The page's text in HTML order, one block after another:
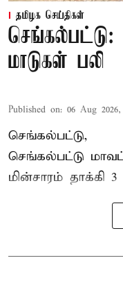
தமிழக செய்திகள்
செங்கல்பட்டு:
மாடுகள் பலி
Published on: 06 Aug
செங்கல்பட்டு,
செங்கல்பட்டு
மின்சாரம் தாக்கி 3